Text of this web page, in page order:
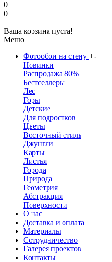
0
0
Ваша корзина пуста!
Меню
Фотообои на стену +-
Новинки
Распродажа 80%
Бестселлеры
Лес
Горы
Детские
Для подростков
Цветы
Восточный стиль
Джунгли
Карты
Листья
Города
Природа
Геометрия
Абстракция
Поверхности
О нас
Доставка и оплата
Материалы
Сотрудничество
Галерея проектов
Контакты